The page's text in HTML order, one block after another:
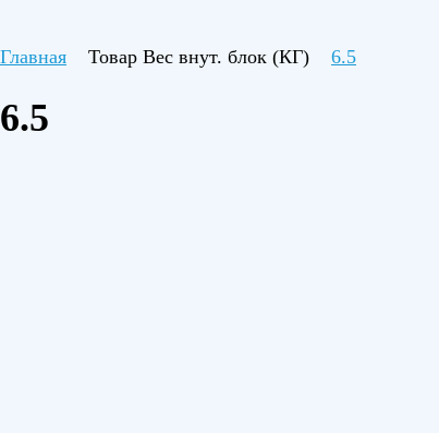
Главная Товар Вес внут. блок (КГ) 6.5
6.5